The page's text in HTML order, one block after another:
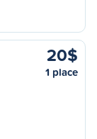
20$
1 place